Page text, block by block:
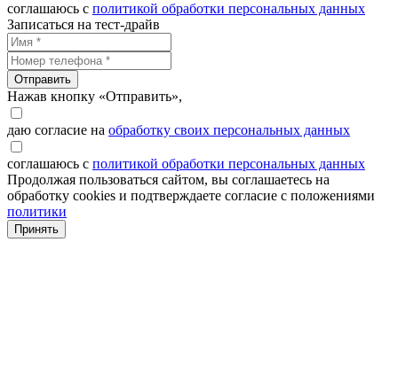
соглашаюсь с политикой обработки персональных данных
Записаться на тест-драйв
Отправить
Нажав кнопку «Отправить»,
даю согласие на обработку своих персональных данных
соглашаюсь с политикой обработки персональных данных
Продолжая пользоваться сайтом, вы соглашаетесь на
обработку cookies и подтверждаете согласие с положениями
политики
Принять